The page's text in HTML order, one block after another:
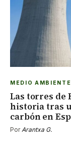
MEDIO AMBIENTE
Las torres de
historia tras
carbón en
Por Arantxa G.